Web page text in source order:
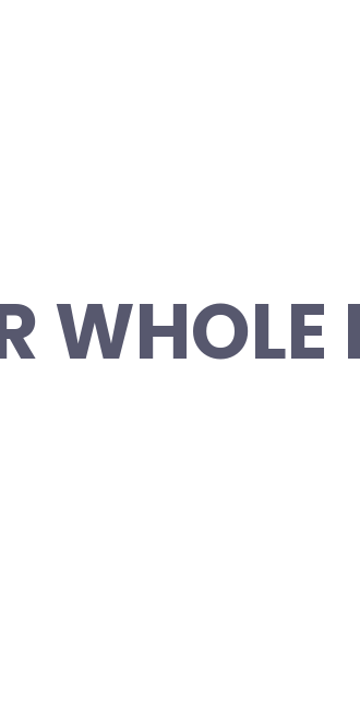
WHOLE